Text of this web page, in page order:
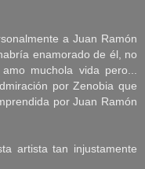
a Juan Ramón
enamorado de él, no
muchola vida pero...
por Zenobia que
por Juan Ramón
artista tan injustamente